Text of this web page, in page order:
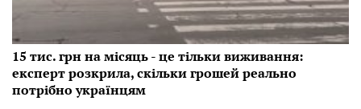
15 тис. грн на місяць - це тільки виживання:
експерт розкрила, скільки грошей реально
потрібно українцям